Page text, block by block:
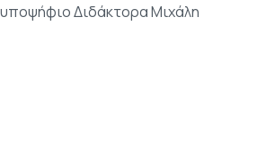
Διδάκτορα Μιχάλη